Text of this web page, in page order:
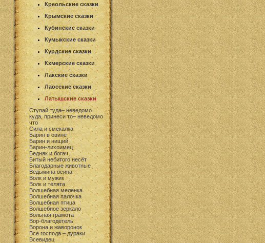
Креольские сказки
Крымские сказки
Кубинские сказки
Кумыкские сказки
Курдские сказки
Кхмерские сказки
Лакские сказки
Лаосские сказки
Латышские сказки
Ступай туда– неведомо
куда, принеси то– неведомо
что
Cила и смекалка
Барин в овине
Барин и нищий
Барин-лихоимец
Бедняк и богач
Битый небитого несёт
Благодарные животные
Ведьмина осина
Волк и мужик
Волк и телята
Волшебная меленка
Волшебная палочка
Волшебная птица
Волшебное зеркало
Вольная грамота
Вор-благодетель
Ворона и жаворонок
Все господа – дураки
Всевидец